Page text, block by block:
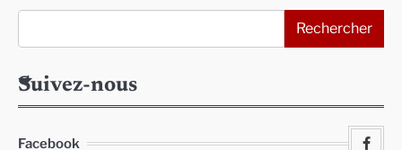
Rechercher
Suivez-nous
Facebook